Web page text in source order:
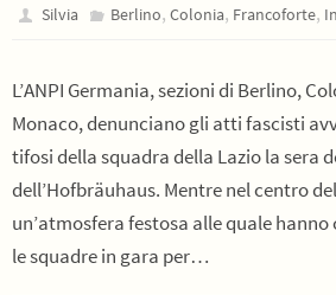
Silvia Berlino, Colonia, Francoforte,
L’ANPI Germania, sezioni di Berlino,
Monaco, denunciano gli atti fascisti
tifosi della squadra della Lazio la sera
dell’Hofbräuhaus. Mentre nel centro
un’atmosfera festosa alle quale
le squadre in gara per…